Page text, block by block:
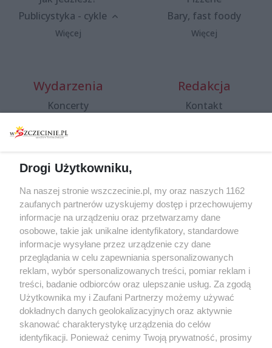
Publicystyka - cykle
Więcej
Bary, fast foody
Więcej
Wydarzenia
Koncerty
Spacery i oprowadzania
targi
Wernisaże
Więcej
Redakcja
Kontakt
Specjalny koncert z okazji
20. urodzin portalu
wSzczecinie.pl
Regulamin konkursów
śniadaniówka "Hej
Szczecin! Jest piątek!"
Partnerzy
Praca Szczecin
Drogi Użytkowniku,
Na naszej stronie wszczecinie.pl, my oraz naszych 1162
zaufanych partnerów uzyskujemy dostęp i przechowujemy
informacje na urządzeniu oraz przetwarzamy dane
osobowe, takie jak unikalne identyfikatory, standardowe
informacje wysyłane przez urządzenie czy dane
przeglądania w celu zapewniania spersonalizowanych
reklam, wybór spersonalizowanych treści, pomiar reklam i
treści, badanie odbiorców oraz ulepszanie usług. Za zgodą
Użytkownika my i Zaufani Partnerzy możemy używać
dokładnych danych geolokalizacyjnych oraz aktywnie
skanować charakterystykę urządzenia do celów
identyfikacji. Ponieważ cenimy Twoją prywatność, prosimy